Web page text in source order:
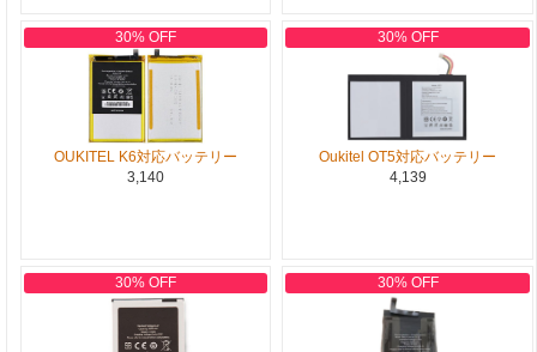
30% OFF
OUKITEL K6対応バッテリー
3,140
30% OFF
Oukitel OT5対応バッテリー
4,139
30% OFF 30% OFF